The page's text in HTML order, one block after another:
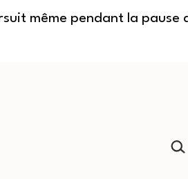
même pendant la pause